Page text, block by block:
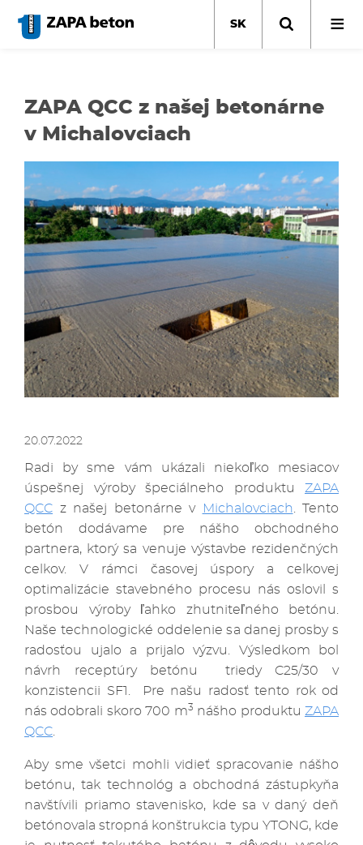
hlavný
SK
ZAPA QCC z našej betonárne
v Michalovciach
20.07.2022
Radi by sme vám ukázali niekoľko mesiacov
úspešnej výroby špeciálneho produktu ZAPA
QCC z našej betonárne v Michalovciach. Tento
betón dodávame pre nášho obchodného
partnera, ktorý sa venuje výstavbe rezidenčných
celkov. V rámci časovej úspory a celkovej
optimalizácie stavebného procesu nás oslovil s
prosbou výroby ľahko zhutniteľného betónu.
Naše technologické oddelenie sa danej prosby s
radosťou ujalo a prijalo výzvu. Výsledkom bol
návrh receptúry betónu triedy C25/30 v
konzistencii SF1. Pre našu radosť tento rok od
nás odobrali skoro 700 m3 nášho produktuZAPA
QCC.
Aby sme všetci mohli vidieť spracovanie nášho
betónu, tak technológ a obchodná zástupkyňa
navštívili priamo stavenisko, kde sa v daný deň
betónovala stropná konštrukcia typu YTONG, kde